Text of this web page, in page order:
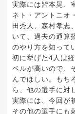
実際には皆本晃、
ネト・アントニオ
田秀人、森村孝志
いて、過去の通算
のやり方を知って
初に挙げた4人は
ベルが高いので、
んでほしい。もち
ら、他の選手に対
実際には、今回が
その他の選手にも